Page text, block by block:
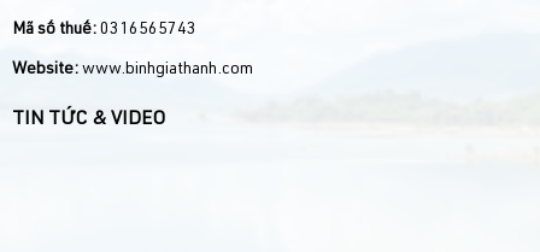
Mã số thuế: 0316565743
Website: www.binhgiathanh.com
TIN TỨC & VIDEO